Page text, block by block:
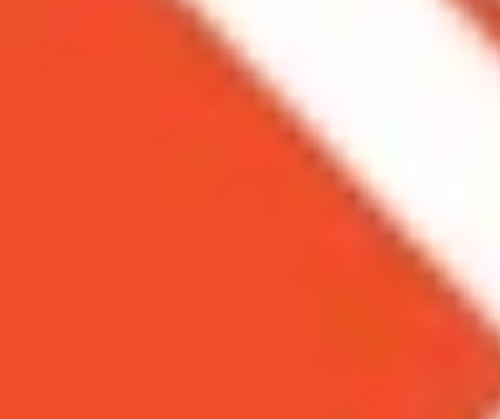
Cập nhật:25/10/2018
Theo dõi XTMobile trên